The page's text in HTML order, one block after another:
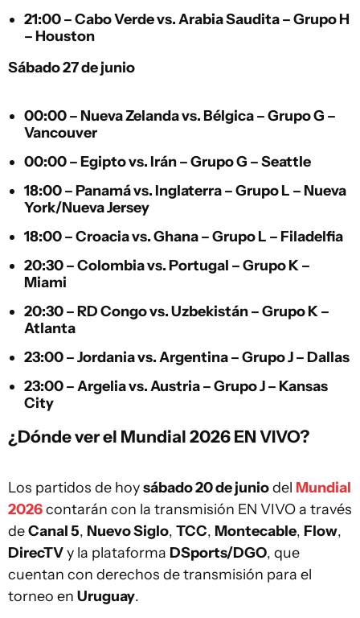
21:00 –Cabo Verdevs.Arabia Saudita– Grupo H
– Houston
Sábado 27 de junio
00:00 – Nueva Zelandavs. Bélgica– Grupo G –
Vancouver
00:00 – Egiptovs. Irán– Grupo G – Seattle
18:00 – Panamávs. Inglaterra– Grupo L – Nueva
York/Nueva Jersey
18:00 –Croaciavs.Ghana– Grupo L – Filadelfia
20:30 –Colombiavs. Portugal – Grupo K –
Miami
20:30 –RD Congovs.Uzbekistán– Grupo K –
Atlanta
23:00 –Jordaniavs.Argentina– Grupo J – Dallas
23:00 –Argeliavs.Austria– Grupo J – Kansas
City
¿Dónde ver el Mundial 2026 EN VIVO?
Los partidos de hoysábado 20 de juniodel Mundial
2026contarán con la transmisión EN VIVO a través
deCanal 5, Nuevo Siglo, TCC, Montecable, Flow,
DirecTVy la plataforma DSports/DGO, que
cuentan con derechos de transmisión para el
torneo en Uruguay.